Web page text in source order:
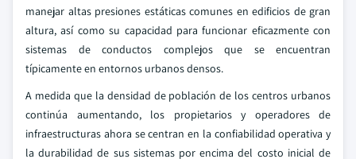
manejar altas presiones estáticas comunes en edificios de gran
altura, así como su capacidad para funcionar eficazmente con
sistemas de conductos complejos que se encuentran
típicamente en entornos urbanos densos.
A medida que la densidad de población de los centros urbanos
continúa aumentando, los propietarios y operadores de
infraestructuras ahora se centran en la confiabilidad operativa y
la durabilidad de sus sistemas por encima del costo inicial de